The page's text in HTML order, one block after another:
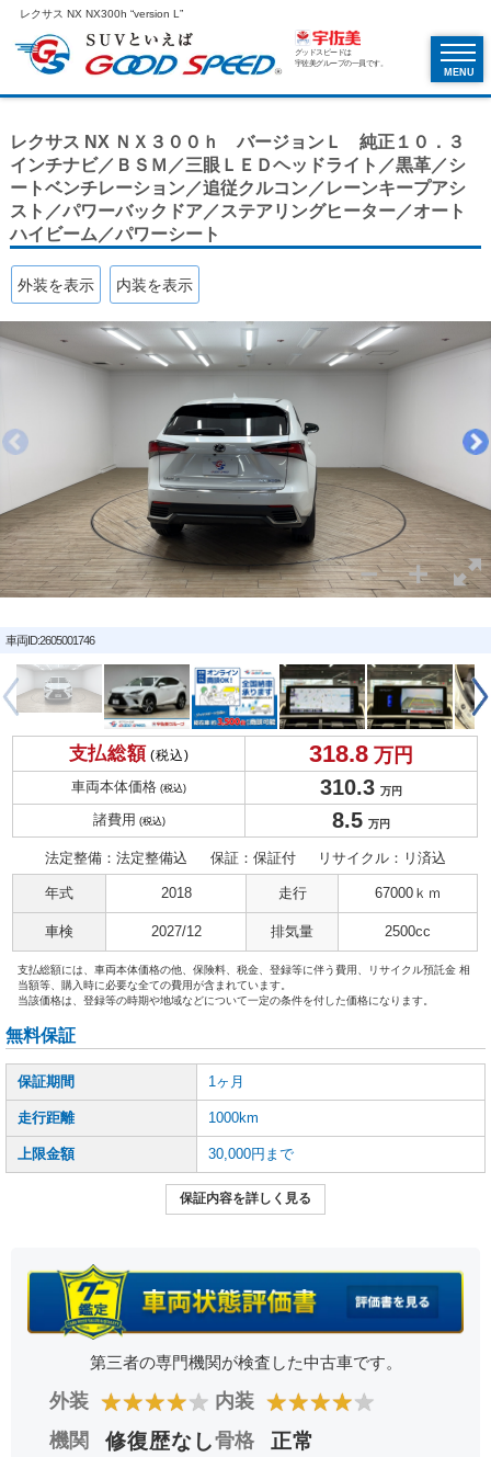
レクサス NX NX300h “version L”
グッドスピードは
宇佐美グループの一員です。
MENU
レクサス NX ＮＸ３００ｈ バージョンＬ 純正１０．３
インチナビ／ＢＳＭ／三眼ＬＥＤヘッドライト／黒革／シ
ートベンチレーション／追従クルコン／レーンキープアシ
スト／パワーバックドア／ステアリングヒーター／オート
ハイビーム／パワーシート
外装を表示 内装を表示
車両ID:2605001746
支払総額 (税込) 318.8 万円
車両本体価格 (税込) 310.3 万円
諸費用 (税込) 8.5 万円
法定整備：法定整備込 保証：保証付 リサイクル：リ済込
年式 2018 走行 67000ｋｍ
車検 2027/12 排気量 2500cc
支払総額には、車両本体価格の他、保険料、税金、登録等に伴う費用、リサイクル預託金 相
当額等、購入時に必要な全ての費用が含まれています。
当該価格は、登録等の時期や地域などについて一定の条件を付した価格になります。
無料保証
保証期間 1ヶ月
走行距離 1000km
上限金額 30,000円まで
保証内容を詳しく見る
第三者の専門機関が検査した中古車です。
外装 ★★★★★
機関 修復歴なし
内装 ★★★★★
骨格 正常